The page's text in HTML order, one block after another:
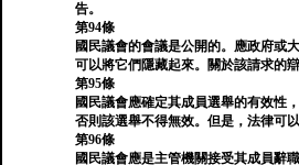
告。
第94條
國民議會的會議是公開的。應政府或
可以將它們隱藏起來。關於該請求的
第95條
國民議會應確定其成員選舉的有效性
否則該選舉不得無效。但是，法律可
第96條
國民議會應是主管機關接受其成員辭職